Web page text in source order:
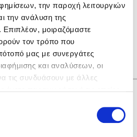
την παροχή λειτουργιών
την ανάλυση της
Επιπλέον, μοιραζόμαστε
τον τρόπο που
μας με συνεργάτες
και αναλύσεων, οι
τις συνδυάσουν με άλλες
συνεχίσετε να χρησιμοποιείτε
στη χρήση των cookies
των συναισθημάτων
Λ Ξ Ο Ρ